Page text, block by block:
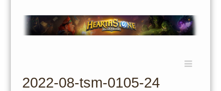
content
2022-08-tsm-0105-24